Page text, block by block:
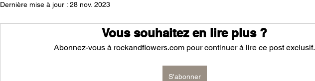
Dernière mise à jour : 28 nov. 2023
Vous souhaitez en lire plus ?
Abonnez-vous à rockandflowers.com pour continuer à lire ce post exclusif.
S'abonner